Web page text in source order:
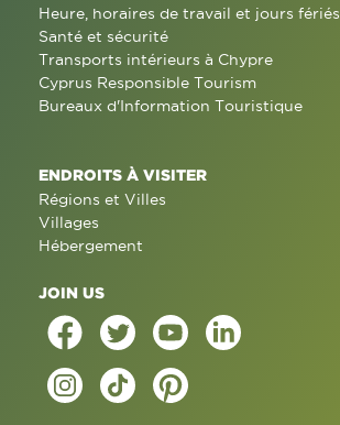
Heure, horaires de travail et jours fériés
Santé et sécurité
Transports intérieurs à Chypre
Cyprus Responsible Tourism
Bureaux d'Information Touristique
ENDROITS À VISITER
Régions et Villes
Villages
Hébergement
JOIN US